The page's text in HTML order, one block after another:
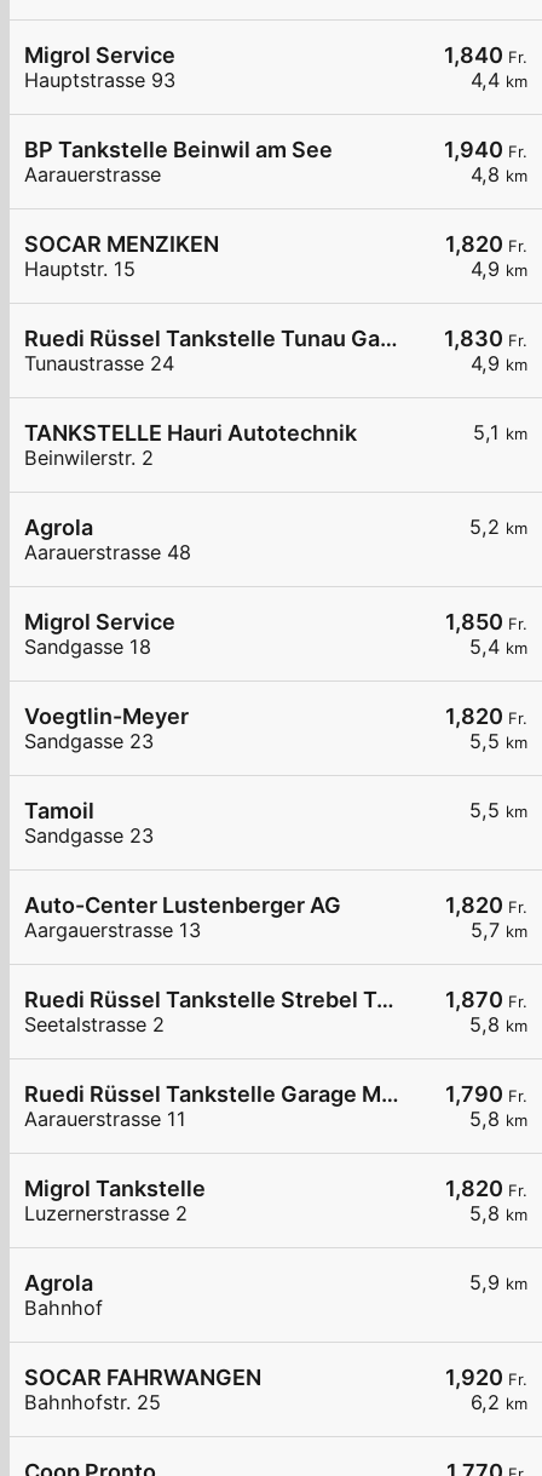
1,840 Fr.
4,4 km
Migrol Service
Hauptstrasse 93
1,940 Fr.
4,8 km
BP Tankstelle Beinwil am See
Aarauerstrasse
1,820 Fr.
4,9 km
SOCAR MENZIKEN
Hauptstr. 15
1,830 Fr.
4,9 km
Ruedi Rüssel Tankstelle Tunau Garage GmbH
Tunaustrasse 24
5,1 km
TANKSTELLE Hauri Autotechnik
Beinwilerstr. 2
5,2 km
Agrola
Aarauerstrasse 48
1,850 Fr.
5,4 km
Migrol Service
Sandgasse 18
1,820 Fr.
5,5 km
Voegtlin-Meyer
Sandgasse 23
5,5 km
Tamoil
Sandgasse 23
1,820 Fr.
5,7 km
Auto-Center Lustenberger AG
Aargauerstrasse 13
1,870 Fr.
5,8 km
Ruedi Rüssel Tankstelle Strebel Traktoren AG
Seetalstrasse 2
1,790 Fr.
5,8 km
Ruedi Rüssel Tankstelle Garage M. Marano AG
Aarauerstrasse 11
1,820 Fr.
5,8 km
Migrol Tankstelle
Luzernerstrasse 2
5,9 km
Agrola
Bahnhof
1,920 Fr.
6,2 km
SOCAR FAHRWANGEN
Bahnhofstr. 25